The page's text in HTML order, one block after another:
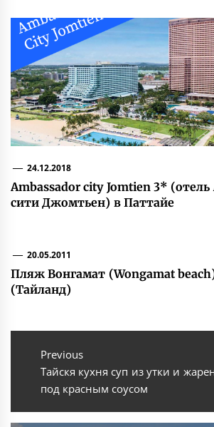
24.12.2018
Ambassador city Jomtien 3* (отель
сити Джомтьен) в Паттайе
20.05.2011
Пляж Вонгамат (Wongamat
(Тайланд)
Навигация
записям
Previous
Previous
post:
Тайскя кухня суп из утки и
под красным соусом